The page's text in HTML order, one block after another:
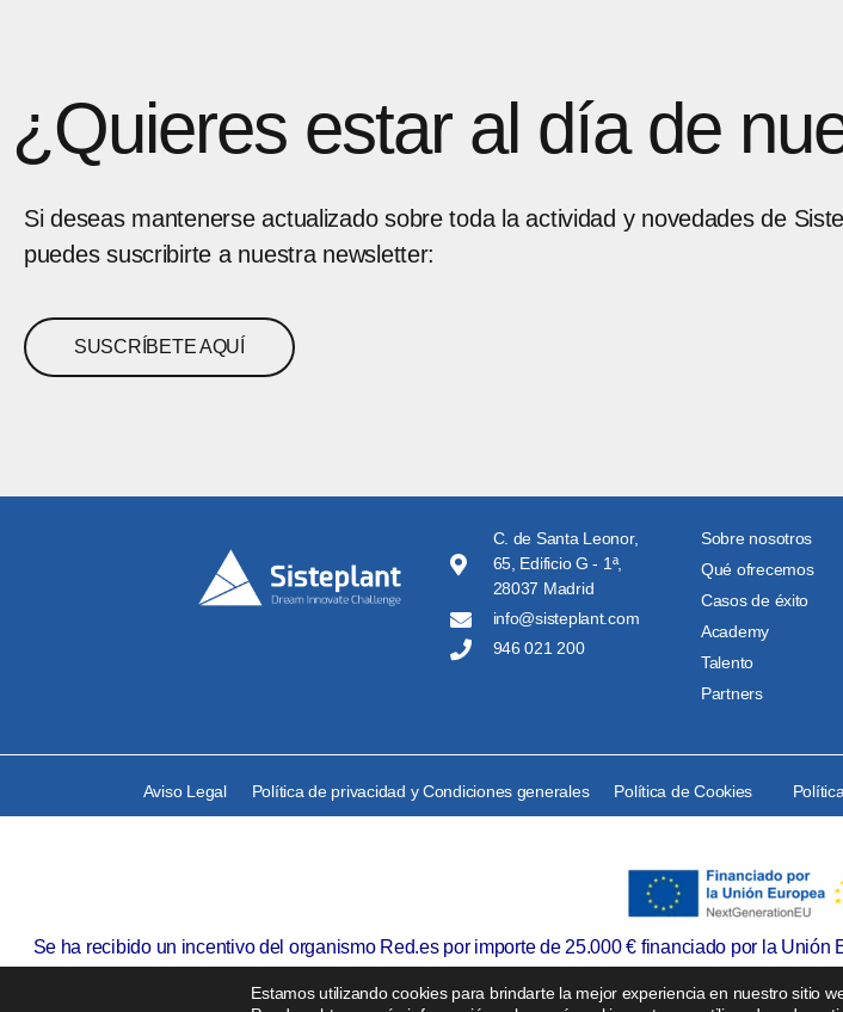
¿Quieres estar al día de
Si deseas mantenerse actualizado sobre toda la actividad y novedades de
puedes suscribirte a nuestra newsletter:
SUSCRÍBETE AQUÍ
C. de Santa Leonor,
65, Edificio G - 1ª,
28037 Madrid
info@sisteplant.com
946 021 200
Sobre nosotros
Qué ofrecemos
Casos de éxito
Academy
Talento
Partners
Aviso Legal Política de privacidad y Condiciones generales Política de Cookies
Se ha recibido un incentivo del organismo Red.es por importe de 25.000 € financiado por la
Estamos utilizando cookies para brindarte la mejor experiencia en nuestro sitio